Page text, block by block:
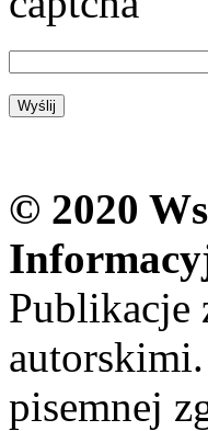
© 2020
Publikacje
pisemnej